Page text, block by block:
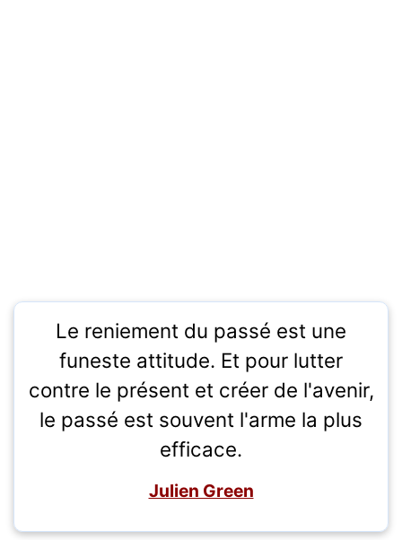
Le reniement du passé est une
funeste attitude. Et pour lutter
contre le présent et créer de l'avenir,
le passé est souvent l'arme la plus
efficace.
Julien Green